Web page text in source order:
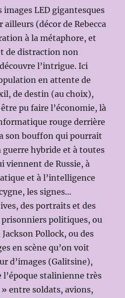
LED gigantesques
(décor de Rebecca
à la métaphore, et
de distraction non
l’intrigue. Ici
en attente de
de destin (au choix),
pu faire l’économie, là
rouge derrière
son bouffon qui pourrait
guerre hybride et à toutes
viennent de Russie, à
et à l’intelligence
les signes…
des portraits et des
politiques, ou
Pollock, ou des
en scène qu’on voit
d’images (Galitsine),
l’époque stalinienne très
entre soldats, avions,